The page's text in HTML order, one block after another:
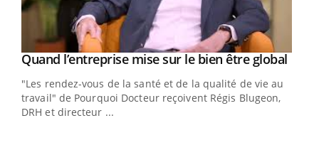
Youtube
Quand l’entreprise mise sur le bien être global
"Les rendez-vous de la santé et de la qualité de vie au
travail" de Pourquoi Docteur reçoivent Régis Blugeon,
DRH et directeur ...